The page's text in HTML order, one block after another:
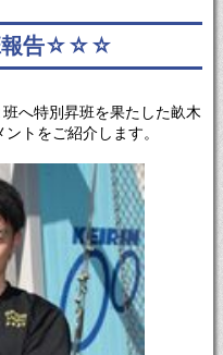
報告☆☆☆
へ特別昇班を果たした畝木
トをご紹介します。